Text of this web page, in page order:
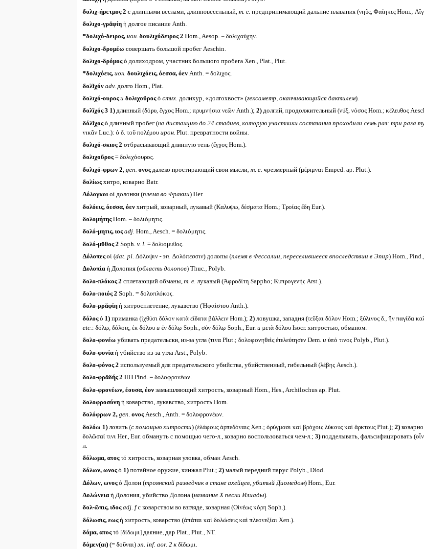
δολιχ-ήρετμος 2 с длинными веслами, длинновесельный, т. е. предпринимающий дальние плавания (νηῦς, Φαίηκες Hom.;
δολιχο-γρᾰφίη ἡ долгое писание Anth.
*δολιχό-δειρος, ион. δουλιχόδειρος 2 Hom., Aesop. = δολιχαύχην.
δολιχο-δρομέω совершать большой пробег Aeschin.
δολιχο-δρόμοςὁ долиходром, участник большого пробега Xen., Plat., Plut.
*δολιχόεις, ион. δουλιχόεις, όεσσα, όενAnth. = δολιχος.
δολῐχόν adv. долго Hom., Plat.
δολιχό-ουροςи δολιχοῦροςὁ стих. долихур, «долгохвост» (гексаметр, оканчивающийся дактилем).
δολῐχός 3 1)длинный (δόρυ, ἔγχος Hom.; πρυμνήσια νεῶν Anth.); 2)долгий, продолжительный (νύξ, νόσος Hom.; κέλευθος
δόλῐχοςὁ длинный пробег (на дистанцию до 24 стадиев, которую участники состязания проходили семь раз: три раза
νικᾶν Luc.): ὁ δ. τοῦ πολέμου ирон. Plut. превратности войны.
δολιχό-σκιος 2 отбрасывающий длинную тень (ἔγχος Hom.).
δολιχοῦρος= δολιχόουρος.
δολιχό-φρων 2, gen. ονος далеко простирающий свои мысли, т. е. чрезмерный (μέριμναι Emped. ap. Plut.).
δολίωςхитро, коварно Batr.
Δόλογκοι οἱ долонки (племя во Фракии) Her.
δολόεις, όεσσα, όενхитрый, коварный, лукавый (Καλυψω, δέσματα Hom.; Τροίας ἕδη Eur.).
δολομήτηςHom. = δολιόμητις.
δολό-μητις, ιος adj. Hom., Aesch. = δολιόμητις.
δολό-μῡθος 2 Soph. v. l. = δολιομυθος.
Δόλοπεςοἱ (dat. pl. Δόλοψιν - эп. Δολόπεσσιν) долопы (племя в Фессалии, переселившееся впоследствии в Эпир) Hom.,
Δολοπία ἡ Долопия (область долопов) Thuc., Polyb.
δολο-πλόκος 2 сплетающий обманы, т. е. лукавый (Ἀφροδίτη Sappho; Κυπρογενής Arst.).
δολο-ποιός 2 Soph. = δολοπλόκος.
δολο-ρρᾰφίη ἡ хитросплетение, лукавство (Ἡφαίστου Anth.).
δόλοςὁ 1)приманка (ἰχθύσι δόλον κατὰ εἴδατα βάλλειν Hom.); 2)ловушка, западня (τεῦξαι δόλον Hom.; ξύλινος δ., ἣν παγίδα
etc.: δόλῳ, δόλοις, ἐκ δόλου и ἐν δόλῳ Soph., σὺν δόλῳ Soph., Eur. и μετὰ δόλου Isocr. хитростью, обманом.
δολο-φονέω убивать предательски, из-за угла (τινα Plut.; δολοφονηθεὶς ἐτελεύτησεν Dem. и ὑπό τινος Polyb., Plut.).
δολο-φονία ἡ убийство из-за угла Arst., Polyb.
δολο-φόνος 2 используемый для предательского убийства, убийственный, гибельный (λέβης Aesch.).
δολο-φρᾰδής 2 HH Pind. = δολοφρονέων.
δολο-φρονέων, έουσα, έονзамышляющий хитрость, коварный Hom., Hes., Archilochus ap. Plut.
δολοφροσύνη ἡ коварство, лукавство, хитрость Hom.
δολόφρων 2, gen. ονοςAesch., Anth. = δολοφρονέων.
δολόω 1)ловить (с помощью хитрости) (ἐλάφους ἁρπεδόναις Xen.; ὀρύγμασι καὶ βρόχοις λύκους καὶ ἄρκτους Plut.); 2)коварно
δολῶσαί τινι Her., Eur. обмануть с помощью чего-л., коварно воспользоваться чем-л.; 3)подделывать, фальсифицировать
л.
δόλωμα, ατοςτό хитрость, коварная уловка, обман Aesch.
δόλων, ωνοςὁ 1)потайное оружие, кинжал Plut.; 2)малый передний парус Polyb., Diod.
Δόλων, ωνοςὁ Долон (троянский разведчик в стане ахейцев, убитый Диомедом) Hom., Eur.
Δολώνεια ἡ Долония, убийство Долона (название X песни Илиады).
δολ-ῶπις, ιδοςadj. fс коварством во взгляде, коварная (Οἰνέως κόρη Soph.).
δόλωσις, εωςἡ хитрость, коварство (ἀπάται καὶ δολώσεις καὶ πλεονεξίαι Xen.).
δόμα, ατοςτό [δίδωμι] даяние, дар Plat., Plut., NT.
δόμεν(αι) (= δοῦναι)эп. inf. aor. 2 кδίδωμι.